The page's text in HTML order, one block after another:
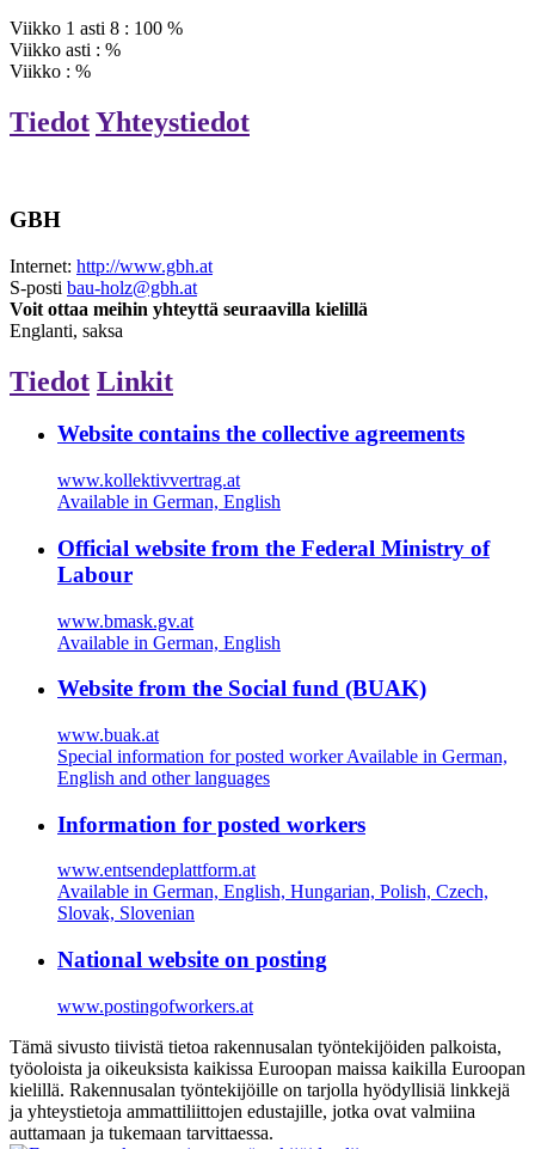
Viikko 1 asti 8 : 100 %
Viikko asti : %
Viikko : %
TiedotYhteystiedot
GBH
Internet: http://www.gbh.at
S-posti bau-holz@gbh.at
Voit ottaa meihin yhteyttä seuraavilla kielillä
Englanti, saksa
Tiedot Linkit
Website contains the collective agreements
www.kollektivvertrag.at
Available in German, English
Official website from the Federal Ministry of
Labour
www.bmask.gv.at
Available in German, English
Website from the Social fund (BUAK)
www.buak.at
Special information for posted worker Available in German,
English and other languages
Information for posted workers
www.entsendeplattform.at
Available in German, English, Hungarian, Polish, Czech,
Slovak, Slovenian
National website on posting
www.postingofworkers.at
Tämä sivusto tiivistä tietoa rakennusalan työntekijöiden palkoista,
työoloista ja oikeuksista kaikissa Euroopan maissa kaikilla Euroopan
kielillä. Rakennusalan työntekijöille on tarjolla hyödyllisiä linkkejä
ja yhteystietoja ammattiliittojen edustajille, jotka ovat valmiina
auttamaan ja tukemaan tarvittaessa.